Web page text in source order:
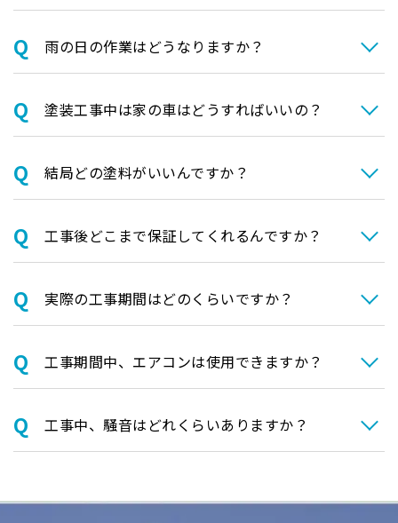
⾬の日の作業はどうなりますか？
塗装⼯事中は家の⾞はどうすればいいの？
結局どの塗料がいいんですか？
⼯事後どこまで保証してくれるんですか？
実際の⼯事期間はどのくらいですか？
⼯事期間中、エアコンは使⽤できますか？
⼯事中、騒⾳はどれくらいありますか？